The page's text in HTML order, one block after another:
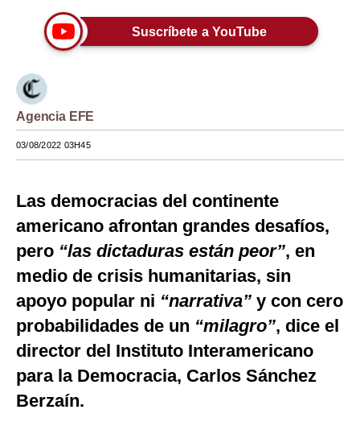
Lujo
Moda
Estilos
Mundo
México
España
Internacional
Tecnología
Club del Suscriptor
Mix
Suscríbete a YouTube
Agencia EFE
03/08/2022 03H45
Las democracias del continente
americano afrontan grandes desafíos,
pero “las dictaduras están peor”, en
medio de crisis humanitarias, sin
apoyo popular ni “narrativa” y con cero
probabilidades de un “milagro”, dice el
director del Instituto Interamericano
para la Democracia, Carlos Sánchez
Berzaín.